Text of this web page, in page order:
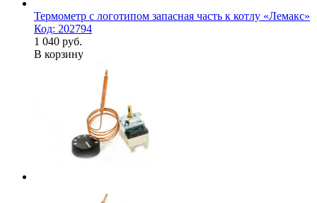
Термометр с логотипом запасная часть к котлу «Лемакс»
Код: 202794
1 040 руб.
В корзину